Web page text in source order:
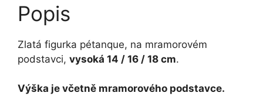
Popis
Zlatá figurka pétanque, na mramorovém
podstavci, vysoká 14 / 16 / 18 cm.
Výška je včetně mramorového podstavce.